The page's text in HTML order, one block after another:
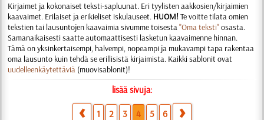
Kirjaimet ja kokonaiset teksti-sapluunat. Eri tyylisten aakkosien/kirjaimien
kaavaimet. Erilaiset ja erikieliset iskulauseet. HUOM! Te voitte tilata omien
tekstien tai lausuntojen kaavaimia sivumme toisesta"Oma teksti"osasta.
Samanaikaisesti saatte automaattisesti lasketun kaavaimenne hinnan.
Tämä on yksinkertaisempi, halvempi, nopeampi ja mukavampi tapa rakentaa
oma lausunto kuin tehdä se erillisistä kirjaimista. Kaikki sablonit ovat
uudelleenkäytettäviä (muovisablonit)!
lisää sivuja:
1 2 3 4 5 6